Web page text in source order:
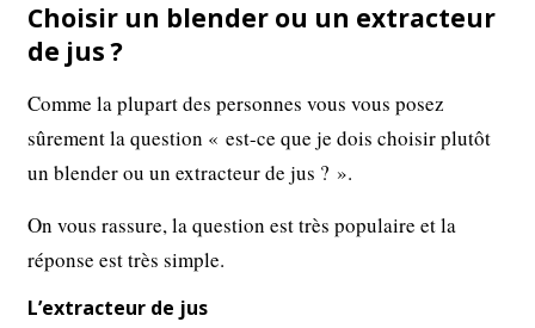
Choisir un blender ou un extracteur
de jus ?
Comme la plupart des personnes vous vous posez
sûrement la question « est-ce que je dois choisir plutôt
un blender ou un extracteur de jus ? ».
On vous rassure, la question est très populaire et la
réponse est très simple.
L’extracteur de jus